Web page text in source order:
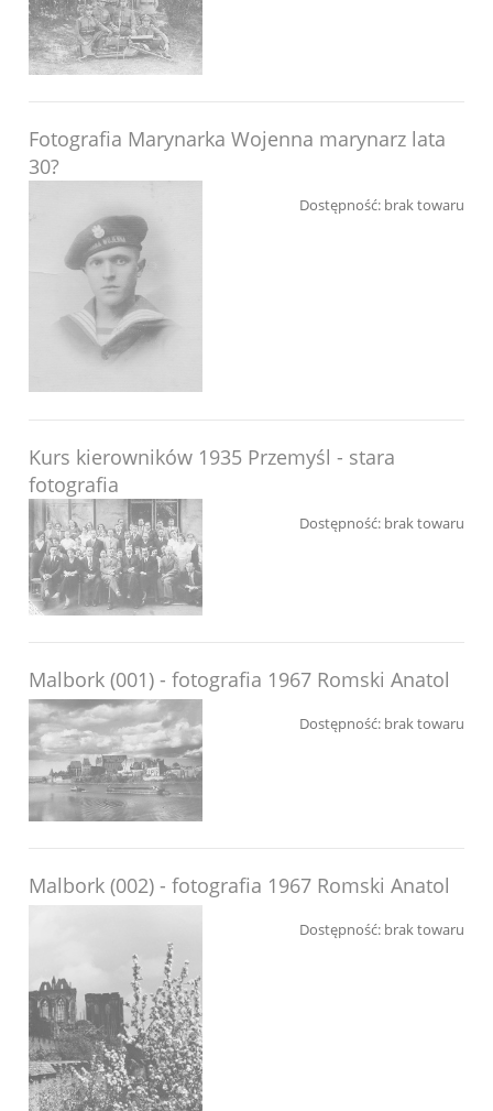
Fotografia Marynarka Wojenna marynarz lata
30?
Dostępność: brak towaru
Kurs kierowników 1935 Przemyśl - stara
fotografia
Dostępność: brak towaru
Malbork (001) - fotografia 1967 Romski Anatol
Dostępność: brak towaru
Malbork (002) - fotografia 1967 Romski Anatol
Dostępność: brak towaru